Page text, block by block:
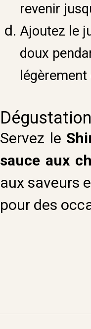
revenir
Ajoutez le
doux
Servez le
sauce aux
aux saveurs
pour des